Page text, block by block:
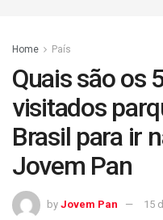
Home País
Quais são os
visitados
Brasil para ir
Jovem Pan
by Jovem Pan 15